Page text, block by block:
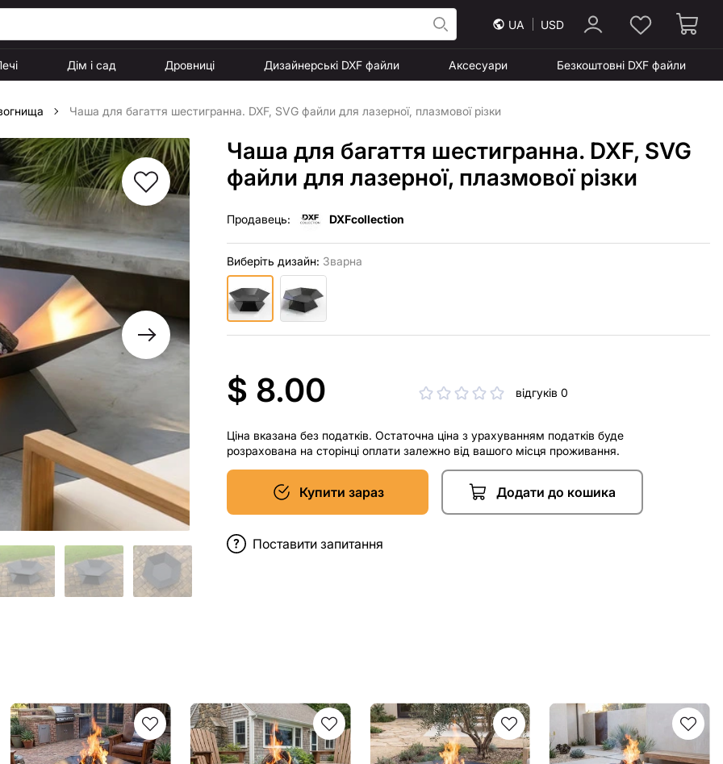
UA USD
Дім і сад Дровниці Дизайнерські DXF файли Аксесуари Безкоштовні DXF файли
Чаша для багаття шестигранна. DXF, SVG файли для лазерної, плазмової різки
Чаша для багаття шестигранна. DXF, SVG
файли для лазерної, плазмової різки
Продавець: DXFcollection
Виберіть дизайн: Зварна
$ 8.00 відгуків 0
Ціна вказана без податків. Остаточна ціна з урахуванням податків буде
розрахована на сторінці оплати залежно від вашого місця проживання.
Купити зараз Додати до кошика
Поставити запитання